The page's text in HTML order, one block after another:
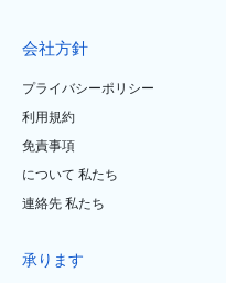
会社方針
プライバシーポリシー
利用規約
免責事項
について 私たち
連絡先 私たち
承ります